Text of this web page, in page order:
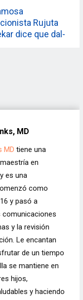
Rujuta
dice que dal-
MD
MD tiene una
en
es una
como
y pasó a
comunicaciones
y la revisión
Le encantan
de un tiempo
se mantiene en
hijos,
y haciendo